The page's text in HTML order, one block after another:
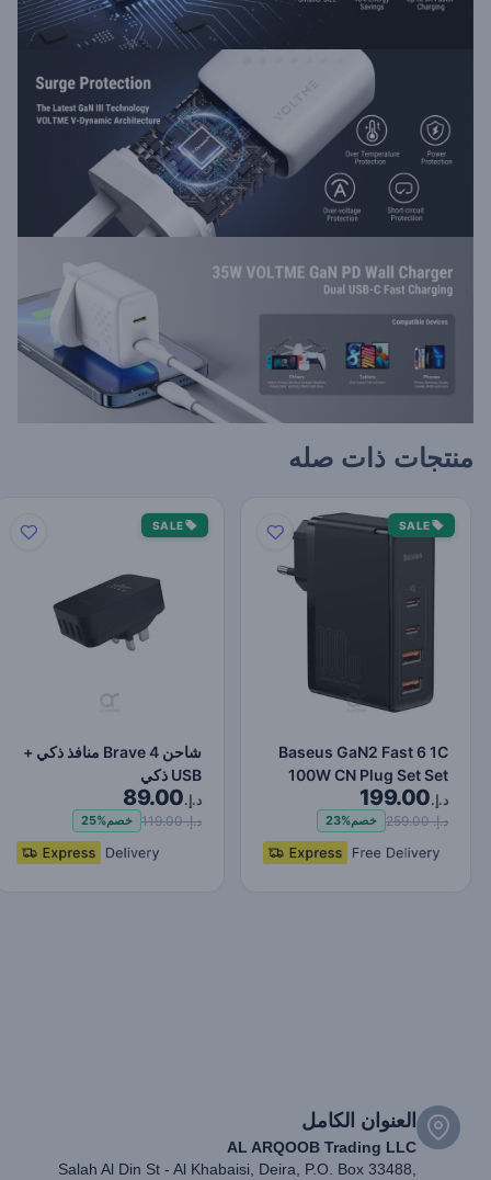
منتجات ذات صله
SALE
Baseus GaN2 Fast 6 1C
100W CN Plug Set Set
(مع Type-C إلى Type-C…
د.إ.199.00
د.إ. 259.00 خصم23%
SALE
شاحن Brave 4 منافذ ذكي +
USB ذكي
د.إ.89.00
د.إ. 119.00 خصم25%
العنوان الكامل
AL ARQOOB Trading LLC
Salah Al Din St - Al Khabaisi, Deira, P.O. Box 33488,